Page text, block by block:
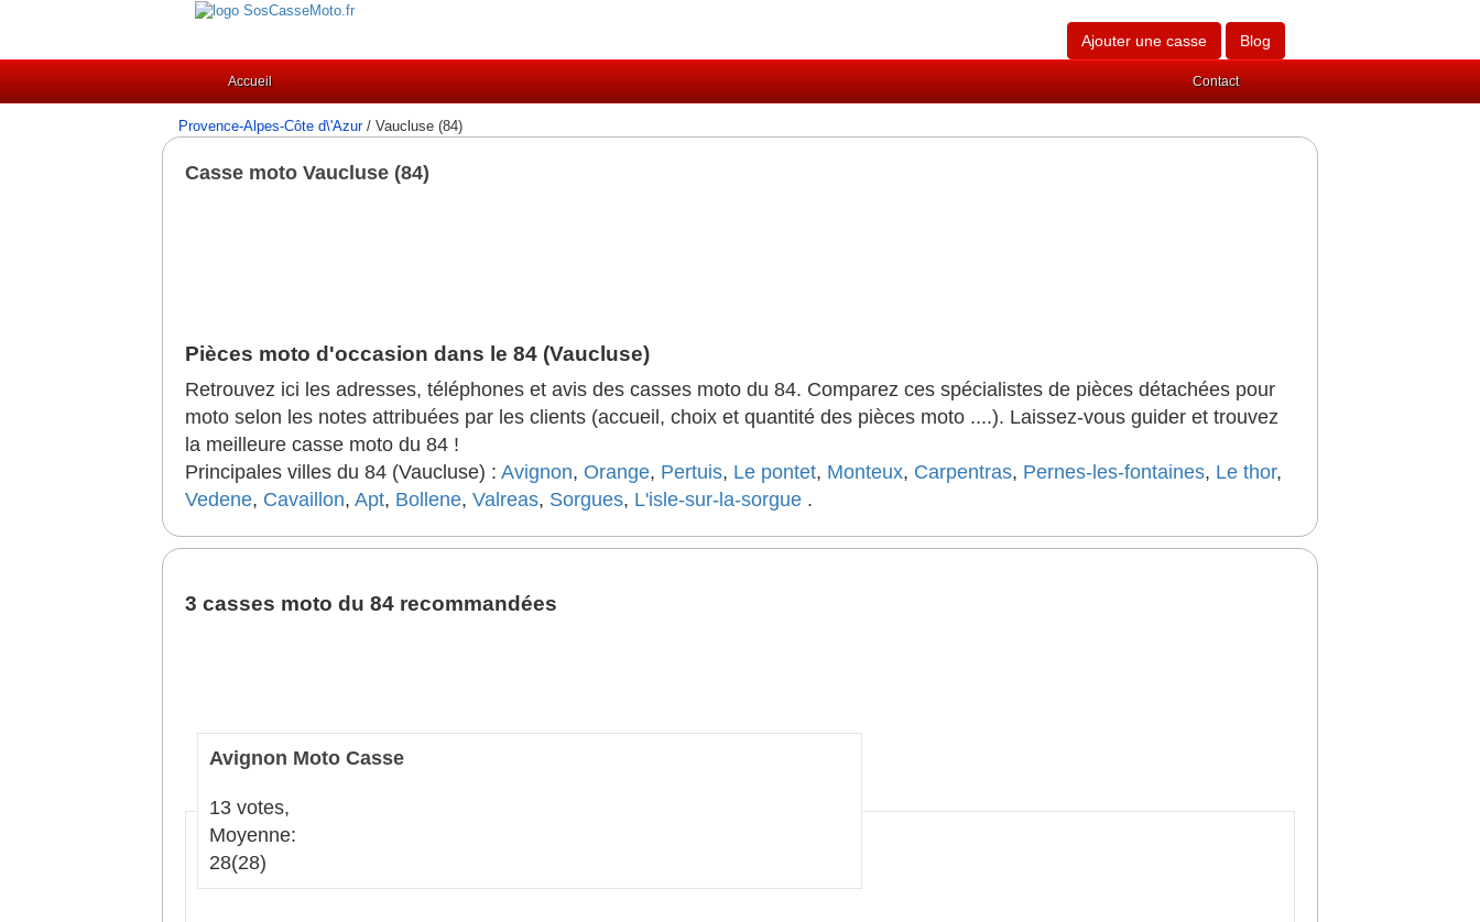
Ajouter une casse Blog
Accueil Contact
Provence-Alpes-Côte d\'Azur/ Vaucluse (84)
Casse moto Vaucluse (84)
Pièces moto d'occasion dans le 84 (Vaucluse)
Retrouvez ici les adresses, téléphones et avis des casses moto du 84. Comparez ces spécialistes de pièces détachées pour
moto selon les notes attribuées par les clients (accueil, choix et quantité des pièces moto ....). Laissez-vous guider et trouvez
la meilleure casse moto du 84 !
Principales villes du 84 (Vaucluse) : Avignon, Orange, Pertuis, Le pontet, Monteux, Carpentras, Pernes-les-fontaines, Le thor,
Vedene, Cavaillon, Apt, Bollene, Valreas, Sorgues, L'isle-sur-la-sorgue .
3 casses moto du 84 recommandées
Avignon Moto Casse
13 votes,
Moyenne:
28(28)